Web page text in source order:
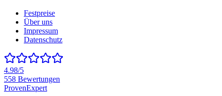
Festpreise
Über uns
Impressum
Datenschutz
4.98/5
558 Bewertungen
ProvenExpert